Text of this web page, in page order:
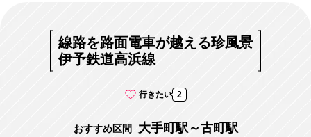
線路を路面電車が越える珍風景
伊予鉄道高浜線
行きたい 2
おすすめ区間 大手町駅～古町駅